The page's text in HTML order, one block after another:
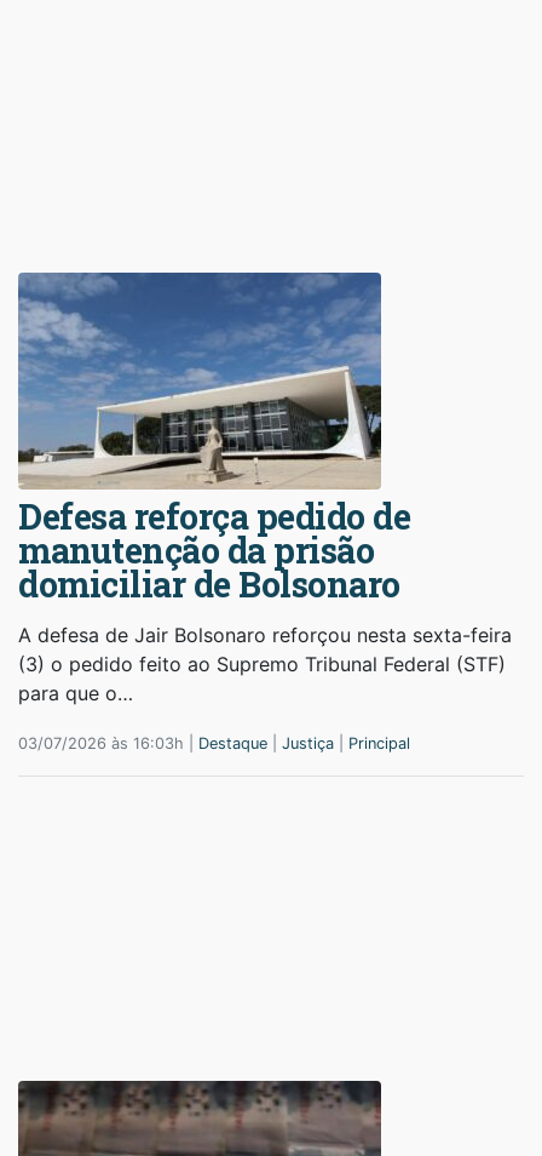
Defesa reforça pedido de
manutenção da prisão
domiciliar de Bolsonaro
A defesa de Jair Bolsonaro reforçou nesta sexta-feira
(3) o pedido feito ao Supremo Tribunal Federal (STF)
para que o…
03/07/2026 às 16:03h | Destaque Justiça Principal